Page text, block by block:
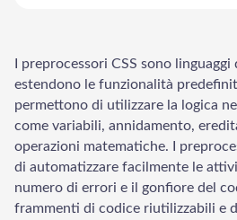
I preprocessori CSS sono
estendono le funzionalità
permettono di utilizzare la logica
come variabili, annidamento,
operazioni matematiche. I
di automatizzare facilmente le
numero di errori e il gonfiore del
frammenti di codice riutilizzabili e